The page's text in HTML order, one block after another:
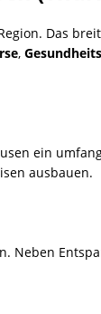
Das
,
ein
ausbauen.
Neben